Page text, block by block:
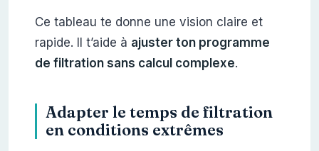
Ce tableau te donne une vision claire et
rapide. Il t’aide à ajuster ton programme
de filtration sans calcul complexe.
Adapter le temps de filtration
en conditions extrêmes